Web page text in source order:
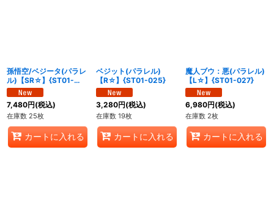
孫悟空/ベジータ(パラレ
ル)【SR☆】{ST01-
024}
7,480円(税込)
在庫数 25枚
カートに入れる
ベジット(パラレル)
【R☆】{ST01-025}
3,280円(税込)
在庫数 19枚
カートに入れる
魔人ブウ：悪(パラレル)
【L☆】{ST01-027}
6,980円(税込)
在庫数 2枚
カートに入れる